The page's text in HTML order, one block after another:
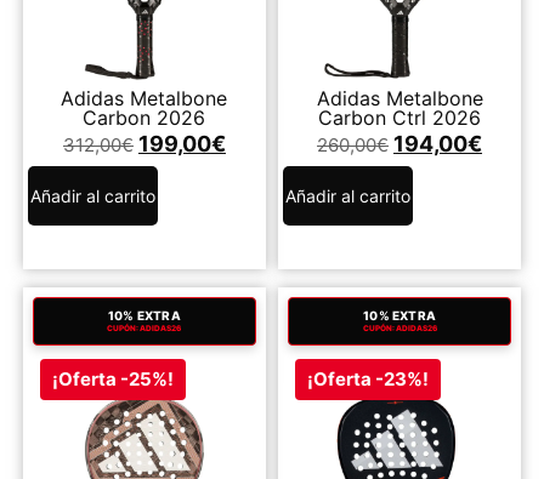
Adidas Metalbone
Carbon 2026
312,00€ 199,00€
Añadir al carrito
Adidas Metalbone
Carbon Ctrl 2026
260,00€ 194,00€
Añadir al carrito
10% EXTRA
CUPÓN: ADIDAS26
¡Oferta -25%!
10% EXTRA
CUPÓN: ADIDAS26
¡Oferta -23%!